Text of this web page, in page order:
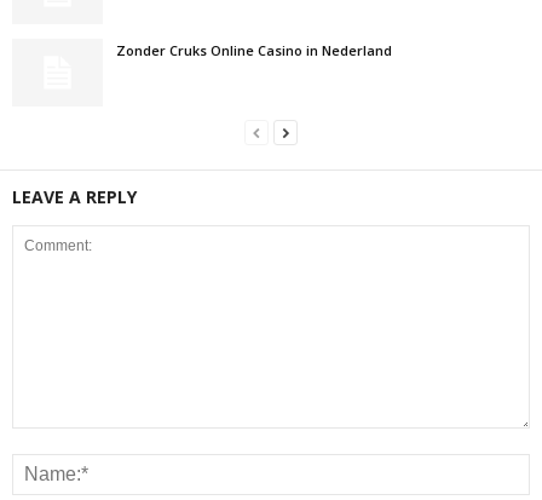
Zonder Cruks Online Casino in Nederland
LEAVE A REPLY